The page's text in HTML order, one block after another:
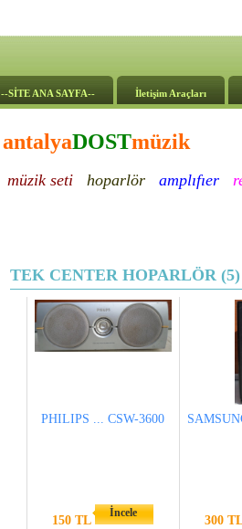
--SİTE ANA SAYFA-- İletişim Araçları
antalyaDOSTmüzik
müzik seti hoparlör amplıfıer
TEK CENTER HOPARLÖR (5)
PHILIPS ... CSW-3600
150 TL
İncele
300